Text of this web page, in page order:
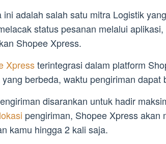
ini adalah salah satu mitra Logistik
status pesanan melalui
Shopee Xpress.
Xpressterintegrasi dalam platform
berbeda, waktu pengiriman
disarankan untuk hadir
lokasi pengiriman, Shopee Xpress akan
kamu hingga 2 kali saja.